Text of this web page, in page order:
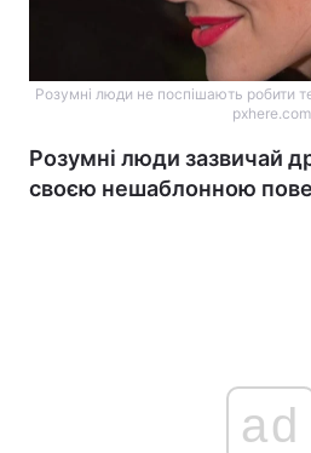
Розумні люди не поспішають робити
pxhere.com
Розумні люди зазвичай
своєю нешаблонною
ad